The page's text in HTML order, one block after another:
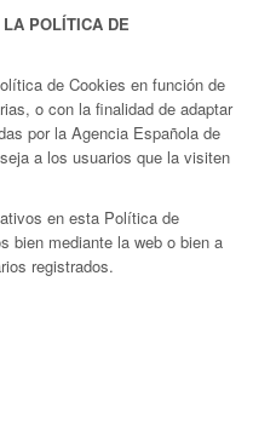
POLÍTICA DE
de Cookies en función de
o con la finalidad de adaptar
por la Agencia Española de
a los usuarios que la visiten
en esta Política de
bien mediante la web o bien a
registrados.